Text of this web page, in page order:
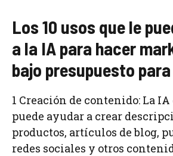
Los 10 usos que le
a la IA para hacer
bajo presupuesto
1 Creación de contenido: La
puede ayudar a crear
productos, artículos de blog,
redes sociales y otros